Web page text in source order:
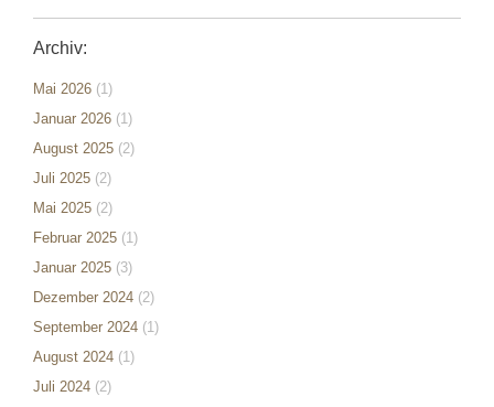
Archiv:
Mai 2026 (1)
Januar 2026 (1)
August 2025 (2)
Juli 2025 (2)
Mai 2025 (2)
Februar 2025 (1)
Januar 2025 (3)
Dezember 2024 (2)
September 2024 (1)
August 2024 (1)
Juli 2024 (2)